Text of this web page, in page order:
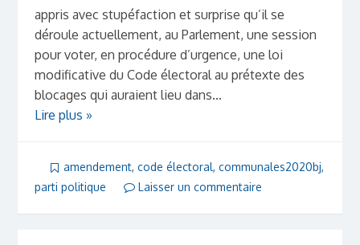
appris avec stupéfaction et surprise qu’il se
déroule actuellement, au Parlement, une session
pour voter, en procédure d’urgence, une loi
modificative du Code électoral au prétexte des
blocages qui auraient lieu dans...
Lire plus »
amendement, code électoral, communales2020bj,
parti politique
Laisser un commentaire